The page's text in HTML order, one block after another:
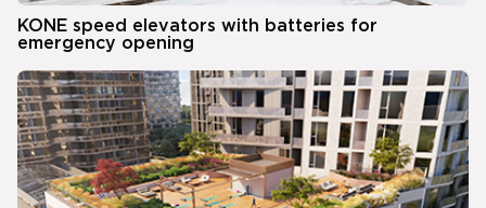
KONE speed elevators with batteries for
emergency opening